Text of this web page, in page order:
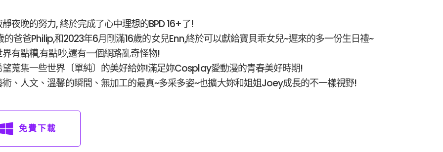
夜晚的努力, 終於完成了心中理想的BPD 16+了!
的爸爸Philip,和2023年6月剛滿16歲的女兒Enn,終於可以獻給寶貝乖女兒~遲來的多一份生日禮~
有點糟,有點吵,還有一個網路亂奇怪物!
蒐集一些世界〔單純〕的美好給妳!滿足妳Cosplay愛動漫的青春美好時期!
、人文、溫馨的瞬間、無加工的最真~多采多姿~也擴大妳和姐姐Joey成長的不一樣視野!
免費下載